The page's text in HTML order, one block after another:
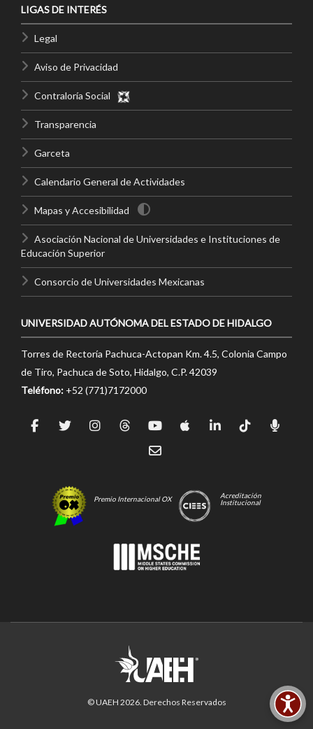
LIGAS DE INTERÉS
Legal
Aviso de Privacidad
Contraloría Social
Transparencia
Garceta
Calendario General de Actividades
Mapas y Accesibilidad
Asociación Nacional de Universidades e Instituciones de
Educación Superior
Consorcio de Universidades Mexicanas
UNIVERSIDAD AUTÓNOMA DEL ESTADO DE HIDALGO
Torres de Rectoría Pachuca-Actopan Km. 4.5, Colonia Campo
de Tiro, Pachuca de Soto, Hidalgo, C.P. 42039
Teléfono: +52 (771)7172000
Premio Internacional OX
Acreditación
Institucional
© UAEH 2026. Derechos Reservados